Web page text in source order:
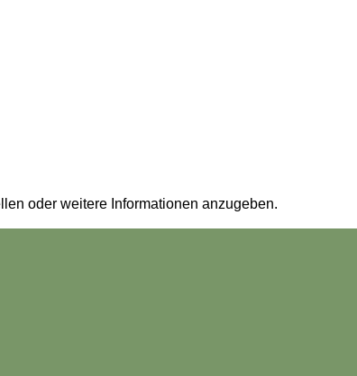
oder weitere Informationen anzugeben.